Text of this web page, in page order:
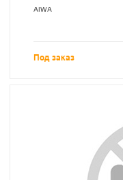
AIWA
Под заказ